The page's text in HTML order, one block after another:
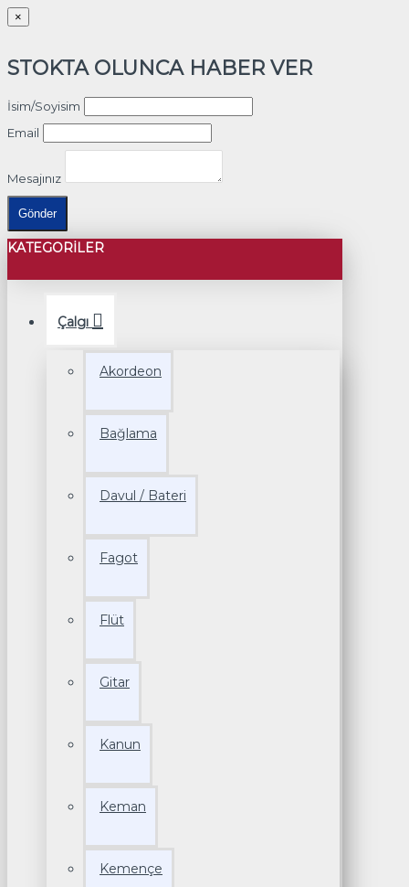
×
STOKTA OLUNCA HABER VER
İsim/Soyisim
Email
Mesajınız
Gönder
KATEGORILER
Çalgı
Akordeon
Bağlama
Davul / Bateri
Fagot
Flüt
Gitar
Kanun
Keman
Kemençe